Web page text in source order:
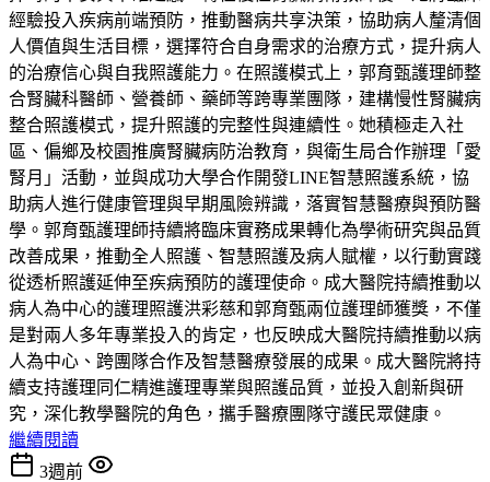
經驗投入疾病前端預防，推動醫病共享決策，協助病人釐清個
人價值與生活目標，選擇符合自身需求的治療方式，提升病人
的治療信心與自我照護能力。在照護模式上，郭育甄護理師整
合腎臟科醫師、營養師、藥師等跨專業團隊，建構慢性腎臟病
整合照護模式，提升照護的完整性與連續性。她積極走入社
區、偏鄉及校園推廣腎臟病防治教育，與衛生局合作辦理「愛
腎月」活動，並與成功大學合作開發LINE智慧照護系統，協
助病人進行健康管理與早期風險辨識，落實智慧醫療與預防醫
學。郭育甄護理師持續將臨床實務成果轉化為學術研究與品質
改善成果，推動全人照護、智慧照護及病人賦權，以行動實踐
從透析照護延伸至疾病預防的護理使命。成大醫院持續推動以
病人為中心的護理照護洪彩慈和郭育甄兩位護理師獲獎，不僅
是對兩人多年專業投入的肯定，也反映成大醫院持續推動以病
人為中心、跨團隊合作及智慧醫療發展的成果。成大醫院將持
續支持護理同仁精進護理專業與照護品質，並投入創新與研
究，深化教學醫院的角色，攜手醫療團隊守護民眾健康。
繼續閱讀
3週前